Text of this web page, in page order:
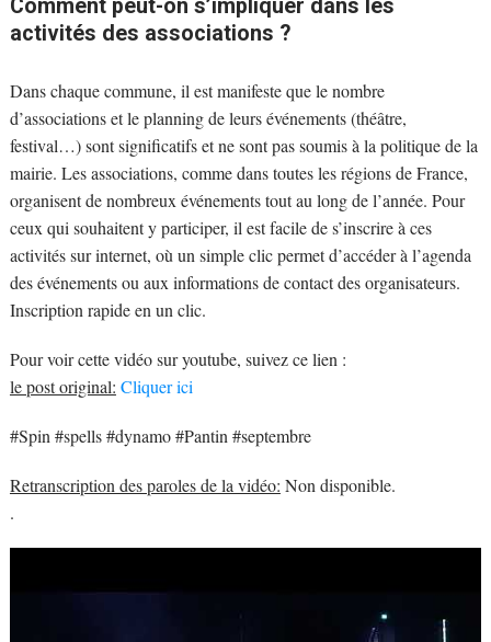
Comment peut-on s’impliquer dans les
activités des associations ?
Dans chaque commune, il est manifeste que le nombre
d’associations et le planning de leurs événements (théâtre,
festival…) sont significatifs et ne sont pas soumis à la politique de la
mairie. Les associations, comme dans toutes les régions de France,
organisent de nombreux événements tout au long de l’année. Pour
ceux qui souhaitent y participer, il est facile de s’inscrire à ces
activités sur internet, où un simple clic permet d’accéder à l’agenda
des événements ou aux informations de contact des organisateurs.
Inscription rapide en un clic.
Pour voir cette vidéo sur youtube, suivez ce lien :
le post original: Cliquer ici
#Spin #spells #dynamo #Pantin #septembre
Retranscription des paroles de la vidéo: Non disponible.
.